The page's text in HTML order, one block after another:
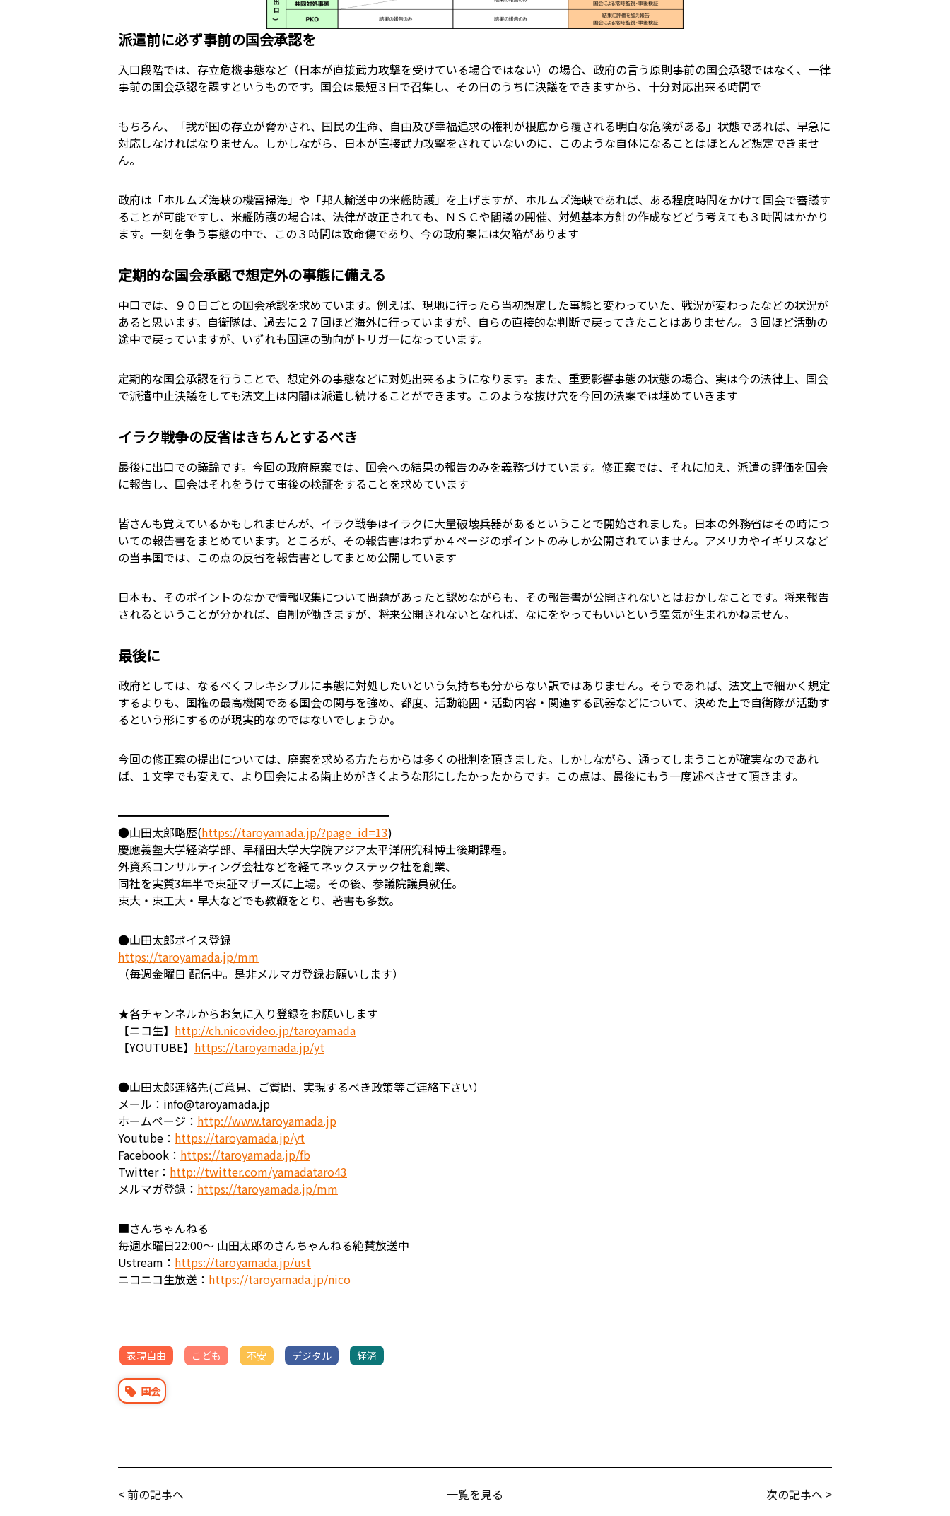
派遣前に必ず事前の国会承認を
入口段階では、存立危機事態など（日本が直接武力攻撃を受けている場合ではない）の場合、政府の言う原則事前の国会承認ではなく、一律
事前の国会承認を課すというものです。国会は最短３日で召集し、その日のうちに決議をできますから、十分対応出来る時間で
もちろん、「我が国の存立が脅かされ、国民の生命、自由及び幸福追求の権利が根底から覆される明白な危険がある」状態であれば、早急に
対応しなければなりません。しかしながら、日本が直接武力攻撃をされていないのに、このような自体になることはほとんど想定できませ
ん。
政府は「ホルムズ海峡の機雷掃海」や「邦人輸送中の米艦防護」を上げますが、ホルムズ海峡であれば、ある程度時間をかけて国会で審議す
ることが可能ですし、米艦防護の場合は、法律が改正されても、ＮＳＣや閣議の開催、対処基本方針の作成などどう考えても３時間はかかり
ます。一刻を争う事態の中で、この３時間は致命傷であり、今の政府案には欠陥があります
定期的な国会承認で想定外の事態に備える
中口では、９０日ごとの国会承認を求めています。例えば、現地に行ったら当初想定した事態と変わっていた、戦況が変わったなどの状況が
あると思います。自衛隊は、過去に２７回ほど海外に行っていますが、自らの直接的な判断で戻ってきたことはありません。３回ほど活動の
途中で戻っていますが、いずれも国連の動向がトリガーになっています。
定期的な国会承認を行うことで、想定外の事態などに対処出来るようになります。また、重要影響事態の状態の場合、実は今の法律上、国会
で派遣中止決議をしても法文上は内閣は派遣し続けることができます。このような抜け穴を今回の法案では埋めていきます
イラク戦争の反省はきちんとするべき
最後に出口での議論です。今回の政府原案では、国会への結果の報告のみを義務づけています。修正案では、それに加え、派遣の評価を国会
に報告し、国会はそれをうけて事後の検証をすることを求めています
皆さんも覚えているかもしれませんが、イラク戦争はイラクに大量破壊兵器があるということで開始されました。日本の外務省はその時につ
いての報告書をまとめています。ところが、その報告書はわずか４ページのポイントのみしか公開されていません。アメリカやイギリスなど
の当事国では、この点の反省を報告書としてまとめ公開しています
日本も、そのポイントのなかで情報収集について問題があったと認めながらも、その報告書が公開されないとはおかしなことです。将来報告
されるということが分かれば、自制が働きますが、将来公開されないとなれば、なにをやってもいいという空気が生まれかねません。
最後に
政府としては、なるべくフレキシブルに事態に対処したいという気持ちも分からない訳ではありません。そうであれば、法文上で細かく規定
するよりも、国権の最高機関である国会の関与を強め、都度、活動範囲・活動内容・関連する武器などについて、決めた上で自衛隊が活動す
るという形にするのが現実的なのではないでしょうか。
今回の修正案の提出については、廃案を求める方たちからは多くの批判を頂きました。しかしながら、通ってしまうことが確実なのであれ
ば、１文字でも変えて、より国会による歯止めがきくような形にしたかったからです。この点は、最後にもう一度述べさせて頂きます。
━━━━━━━━━━━━━━━━━━━━━━━━
●山田太郎略歴(https://taroyamada.jp/?page_id=13)
慶應義塾大学経済学部、早稲田大学大学院アジア太平洋研究科博士後期課程。
外資系コンサルティング会社などを経てネックステック社を創業、
同社を実質3年半で東証マザーズに上場。その後、参議院議員就任。
東大・東工大・早大などでも教鞭をとり、著書も多数。
●山田太郎ボイス登録
https://taroyamada.jp/mm
（毎週金曜日 配信中。是非メルマガ登録お願いします）
★各チャンネルからお気に入り登録をお願いします
【ニコ生】 http://ch.nicovideo.jp/taroyamada
【YOUTUBE】 https://taroyamada.jp/yt
●山田太郎連絡先(ご意見、ご質問、実現するべき政策等ご連絡下さい）
メール：info@taroyamada.jp
ホームページ： http://www.taroyamada.jp
Youtube： https://taroyamada.jp/yt
Facebook： https://taroyamada.jp/fb
Twitter： http://twitter.com/yamadataro43
メルマガ登録： https://taroyamada.jp/mm
■さんちゃんねる
毎週水曜日22:00～ 山田太郎のさんちゃんねる絶賛放送中
Ustream： https://taroyamada.jp/ust
ニコニコ生放送： https://taroyamada.jp/nico
表現自由 こども 不安 デジタル 経済
国会
< 前の記事へ 一覧を見る 次の記事へ >